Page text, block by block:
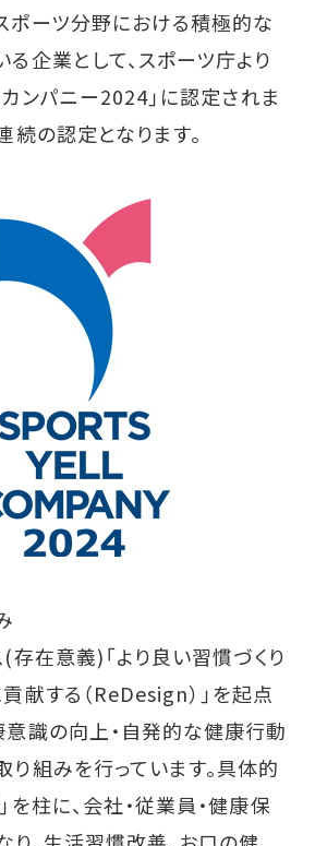
ポーツ分野における積極的な
企業として、スポーツ庁より
ンパニー2024」に認定されま
続の認定となります。
存在意義)「より良い習慣づくり
献する（ReDesign）」を起点
意識の向上・自発的な健康行動
組みを行っています。具体的
を柱に、会社・従業員・健康保